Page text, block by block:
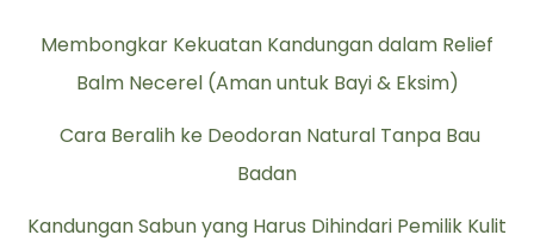
Membongkar Kekuatan Kandungan dalam Relief
Balm Necerel (Aman untuk Bayi & Eksim)
Cara Beralih ke Deodoran Natural Tanpa Bau
Badan
Kandungan Sabun yang Harus Dihindari Pemilik Kulit